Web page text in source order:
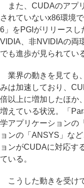
また、CUDAのアプ
されていないx86環境
6」をPGIがリリース
VIDIA、非NVIDIAの両
でも進歩が見られてい
業界の動きを見ても
みは加速しており、
倍以上に増加したほか
増えている状況。「
学アプリケーションの
ョンの「ANSYS」な
ョンがCUDAに対応す
ている。
こうした動きを受け